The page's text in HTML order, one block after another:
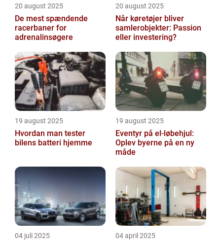
20 august 2025
De mest spændende
racerbaner for
adrenalinsøgere
20 august 2025
Når køretøjer bliver
samlerobjekter: Passion
eller investering?
19 august 2025
Hvordan man tester
bilens batteri hjemme
19 august 2025
Eventyr på el-løbehjul:
Oplev byerne på en ny
måde
04 juli 2025 04 april 2025